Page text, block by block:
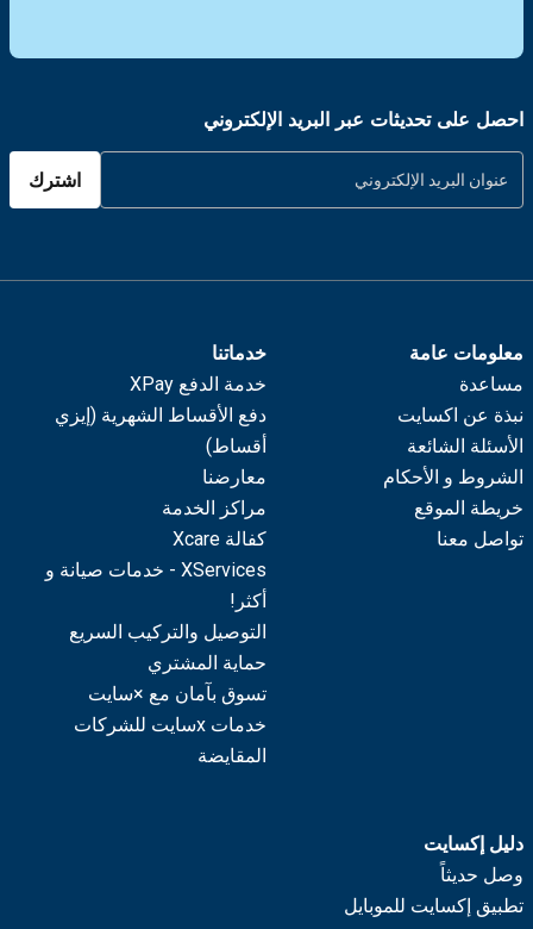
احصل على تحديثات عبر البريد الإلكتروني
اشترك
معلومات عامة
مساعدة
نبذة عن اكسايت
الأسئلة الشائعة
الشروط و الأحكام
خريطة الموقع
تواصل معنا
خدماتنا
خدمة الدفع XPay
دفع الأقساط الشهرية (إيزي
أقساط)
معارضنا
مراكز الخدمة
كفالة Xcare
XServices - خدمات صيانة و
أكثر!
التوصيل والتركيب السريع
حماية المشتري
تسوق بآمان مع ×سايت
خدمات xسايت للشركات
المقايضة
دليل إكسايت
وصل حديثاً
تطبيق إكسايت للموبايل